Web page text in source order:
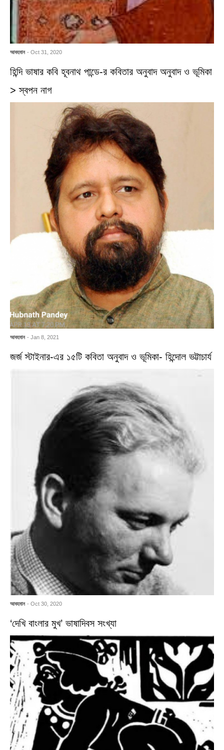
আবহমান - Oct 31, 2020
হিন্দি ভাষার কবি হূবনাথ পান্ডে-র কবিতার অনুবাদ অনুবাদ ও ভূমিকা
> স্বপন নাগ
আবহমান - Jan 8, 2021
জর্জ স্টাইনার-এর ১৫টি কবিতা অনুবাদ ও ভূমিকা- হিন্দোল ভট্টাচার্য
আবহমান - Oct 30, 2020
‘দেখি বাংলার মুখ’ ভাষাদিবস সংখ্যা